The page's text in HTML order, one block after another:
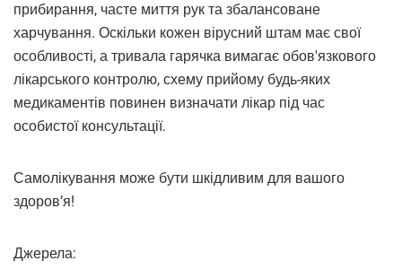
прибирання, часте миття рук та збалансоване
харчування. Оскільки кожен вірусний штам має свої
особливості, а тривала гарячка вимагає обов'язкового
лікарського контролю, схему прийому будь-яких
медикаментів повинен визначати лікар під час
особистої консультації.
Самолікування може бути шкідливим для вашого
здоров’я!
Джерела: